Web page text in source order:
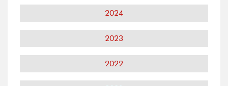
2024
2023
2022